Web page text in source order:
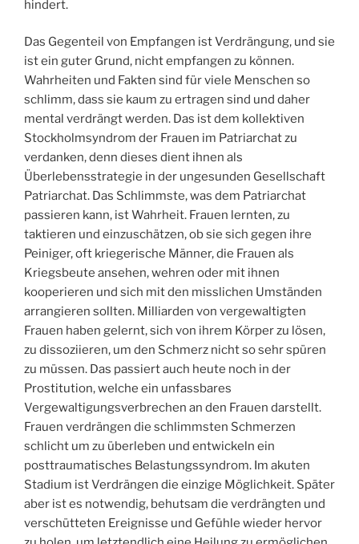
hindert.
Das Gegenteil von Empfangen ist Verdrängung, und sie
ist ein guter Grund, nicht empfangen zu können.
Wahrheiten und Fakten sind für viele Menschen so
schlimm, dass sie kaum zu ertragen sind und daher
mental verdrängt werden. Das ist dem kollektiven
Stockholmsyndrom der Frauen im Patriarchat zu
verdanken, denn dieses dient ihnen als
Überlebensstrategie in der ungesunden Gesellschaft
Patriarchat. Das Schlimmste, was dem Patriarchat
passieren kann, ist Wahrheit. Frauen lernten, zu
taktieren und einzuschätzen, ob sie sich gegen ihre
Peiniger, oft kriegerische Männer, die Frauen als
Kriegsbeute ansehen, wehren oder mit ihnen
kooperieren und sich mit den misslichen Umständen
arrangieren sollten. Milliarden von vergewaltigten
Frauen haben gelernt, sich von ihrem Körper zu lösen,
zu dissoziieren, um den Schmerz nicht so sehr spüren
zu müssen. Das passiert auch heute noch in der
Prostitution, welche ein unfassbares
Vergewaltigungsverbrechen an den Frauen darstellt.
Frauen verdrängen die schlimmsten Schmerzen
schlicht um zu überleben und entwickeln ein
posttraumatisches Belastungssyndrom. Im akuten
Stadium ist Verdrängen die einzige Möglichkeit. Später
aber ist es notwendig, behutsam die verdrängten und
verschütteten Ereignisse und Gefühle wieder hervor